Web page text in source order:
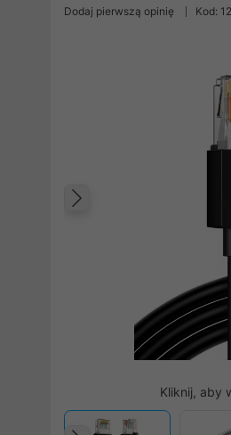
Dodaj pierwszą opinię Kod:
Kliknij, aby